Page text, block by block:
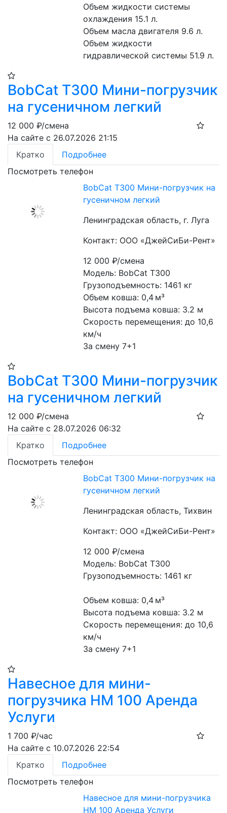
Объем жидкости системы
охлаждения 15.1 л.
Объем масла двигателя 9.6 л.
Объем жидкости
гидравлической системы 51.9 л.
BobCat T300 Мини-погрузчик
на гусеничном легкий
12 000 ₽/смена
На сайте с 26.07.2026 21:15
Кратко
Подробнее
Посмотреть телефон
BobCat T300 Мини-погрузчик на
гусеничном легкий
Ленинградская область, г. Луга
Контакт: ООО «ДжейСиБи-Рент»
12 000₽/смена
Модель: BobCat T300
Грузоподъемность: 1461 кг
Объем ковша: 0,4 м³
Высота подъема ковша: 3.2 м
Скорость перемещения: до 10,6
км/ч
За смену 7+1
BobCat T300 Мини-погрузчик
на гусеничном легкий
12 000 ₽/смена
На сайте с 28.07.2026 06:32
Кратко
Подробнее
Посмотреть телефон
BobCat T300 Мини-погрузчик на
гусеничном легкий
Ленинградская область, Тихвин
Контакт: ООО «ДжейСиБи-Рент»
12 000₽/смена
Модель: BobCat T300
Грузоподъемность: 1461 кг
Объем ковша: 0,4 м³
Высота подъема ковша: 3.2 м
Скорость перемещения: до 10,6
км/ч
За смену 7+1
Навесное для мини-
погрузчика HM 100 Аренда
Услуги
1 700 ₽/час
На сайте с 10.07.2026 22:54
Кратко
Подробнее
Посмотреть телефон
Навесное для мини-погрузчика
HM 100 Аренда Услуги